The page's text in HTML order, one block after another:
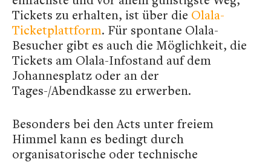
Tickets zu erhalten, ist über die Olala-
Ticketplattform. Für spontane Olala-
Besucher gibt es auch die Möglichkeit, die
Tickets am Olala-Infostand auf dem
Johannesplatz oder an der
Tages-/Abendkasse zu erwerben.
Besonders bei den Acts unter freiem
Himmel kann es bedingt durch
organisatorische oder technische